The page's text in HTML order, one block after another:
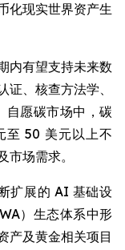
化现实世界资产生
内有望支持未来数
、核查方法学、
自愿碳市场中，碳
至 50 美元以上不
场需求。
扩展的 AI 基础设
）生态体系中形
产及黄金相关项目